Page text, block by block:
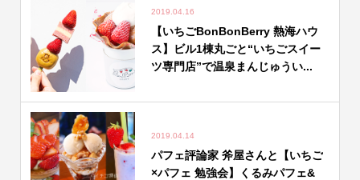
2019.04.16
【いちごBonBonBerry 熱海ハウ
ス】ビル1棟丸ごと“いちごスイー
ツ専門店”で温泉まんじゅうい...
2019.04.14
パフェ評論家 斧屋さんと【いちご
×パフェ 勉強会】くるみパフェ&